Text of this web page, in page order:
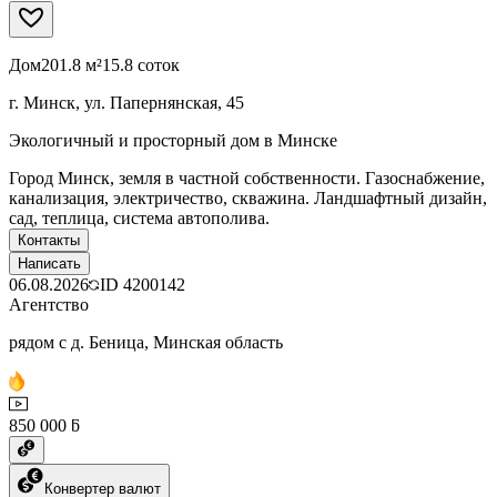
Дом201.8 м²15.8 соток
г. Минск, ул. Папернянская, 45
Экологичный и просторный дом в Минске
Город Минск, земля в частной собственности. Газоснабжение,
канализация, электричество, скважина. Ландшафтный дизайн,
сад, теплица, система автополива.
Контакты
Написать
06.08.2026 ID 4200142
Агентство
рядом с д. Беница, Минская область
850 000 ƃ
Конвертер валют